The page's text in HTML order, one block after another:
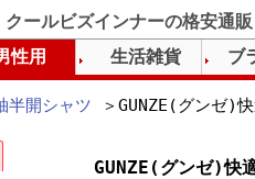
ールビズインナーの格安通販
半開シャツ ＞GUNZE(グンゼ)
GUNZE(グンゼ)快
性用 生活雑貨 ブ